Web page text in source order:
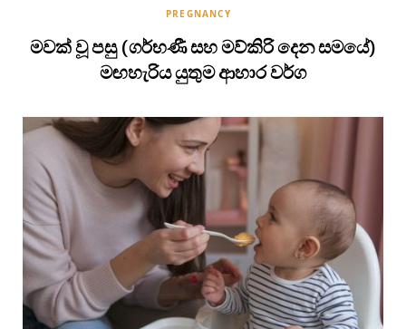
PREGNANCY
මවක් වූ පසු (ගර්භණී සහ මව්කිරි දෙන සමයේ)
මඟහැරිය යුතුම ආහාර වර්ග